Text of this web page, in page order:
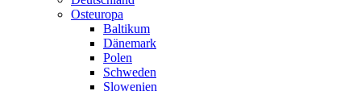
Osteuropa
Baltikum
Dänemark
Polen
Schweden
Slowenien